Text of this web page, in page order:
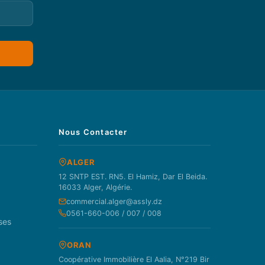
Nous Contacter
ALGER
12 SNTP EST. RN5. El Hamiz, Dar El Beida.
16033 Alger, Algérie.
commercial.alger@assly.dz
0561-660-006 / 007 / 008
ORAN
Coopérative Immobilière El Aalia, N°219 Bir